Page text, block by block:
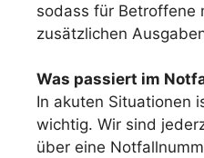
sodass für Betroffene
zusätzlichen
Was passiert im
In akuten Situationen
wichtig. Wir sind
über eine